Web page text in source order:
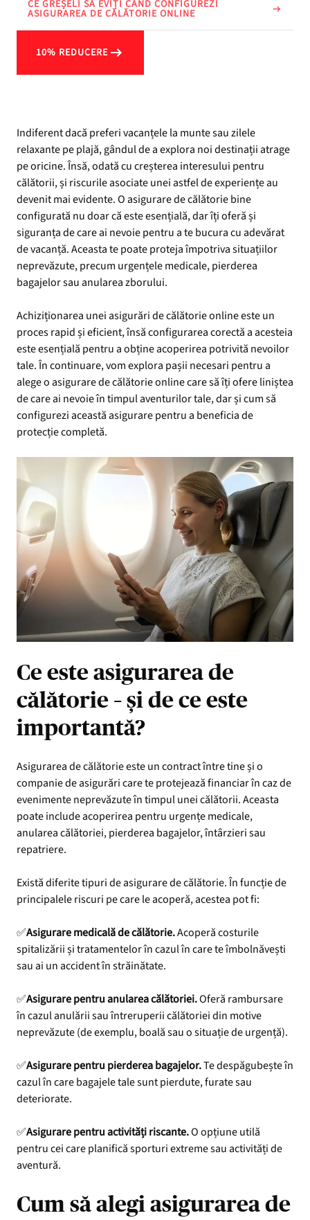
CE GREȘELI SĂ EVIȚI CÂND CONFIGUREZI
ASIGURAREA DE CĂLĂTORIE ONLINE
10% REDUCERE
Indiferent dacă preferi vacanțele la munte sau zilele
relaxante pe plajă, gândul de a explora noi destinații atrage
pe oricine. Însă, odată cu creșterea interesului pentru
călătorii, și riscurile asociate unei astfel de experiențe au
devenit mai evidente. O asigurare de călătorie bine
configurată nu doar că este esențială, dar îți oferă și
siguranța de care ai nevoie pentru a te bucura cu adevărat
de vacanță. Aceasta te poate proteja împotriva situațiilor
neprevăzute, precum urgențele medicale, pierderea
bagajelor sau anularea zborului.
Achiziționarea unei asigurări de călătorie online este un
proces rapid și eficient, însă configurarea corectă a acesteia
este esențială pentru a obține acoperirea potrivită nevoilor
tale. În continuare, vom explora pașii necesari pentru a
alege o asigurare de călătorie online care să îți ofere liniștea
de care ai nevoie în timpul aventurilor tale, dar și cum să
configurezi această asigurare pentru a beneficia de
protecție completă.
Ce este asigurarea de
călătorie – și de ce este
importantă?
Asigurarea de călătorie este un contract între tine și o
companie de asigurări care te protejează financiar în caz de
evenimente neprevăzute în timpul unei călătorii. Aceasta
poate include acoperirea pentru urgențe medicale,
anularea călătoriei, pierderea bagajelor, întârzieri sau
repatriere.
Există diferite tipuri de asigurare de călătorie. În funcție de
principalele riscuri pe care le acoperă, acestea pot fi:
✅Asigurare medicală de călătorie.Acoperă costurile
spitalizării și tratamentelor în cazul în care te îmbolnăvești
sau ai un accident în străinătate.
✅Asigurare pentru anularea călătoriei.Oferă rambursare
în cazul anulării sau întreruperii călătoriei din motive
neprevăzute (de exemplu, boală sau o situație de urgență).
✅Asigurare pentru pierderea bagajelor.Te despăgubește în
cazul în care bagajele tale sunt pierdute, furate sau
deteriorate.
✅Asigurare pentru activități riscante.O opțiune utilă
pentru cei care planifică sporturi extreme sau activități de
aventură.
Cum să alegi asigurarea de